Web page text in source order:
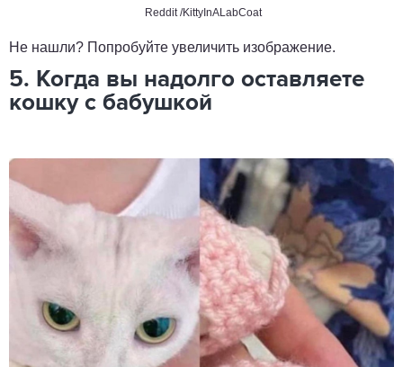
Reddit/KittyInALabCoat
Не нашли? Попробуйте увеличить изображение.
5. Когда вы надолго оставляете
кошку с бабушкой